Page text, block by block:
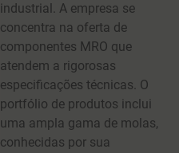
industrial. A empresa se
concentra na oferta de
componentes MRO que
atendem a rigorosas
especificações técnicas. O
portfólio de produtos inclui
uma ampla gama de molas,
conhecidas por sua